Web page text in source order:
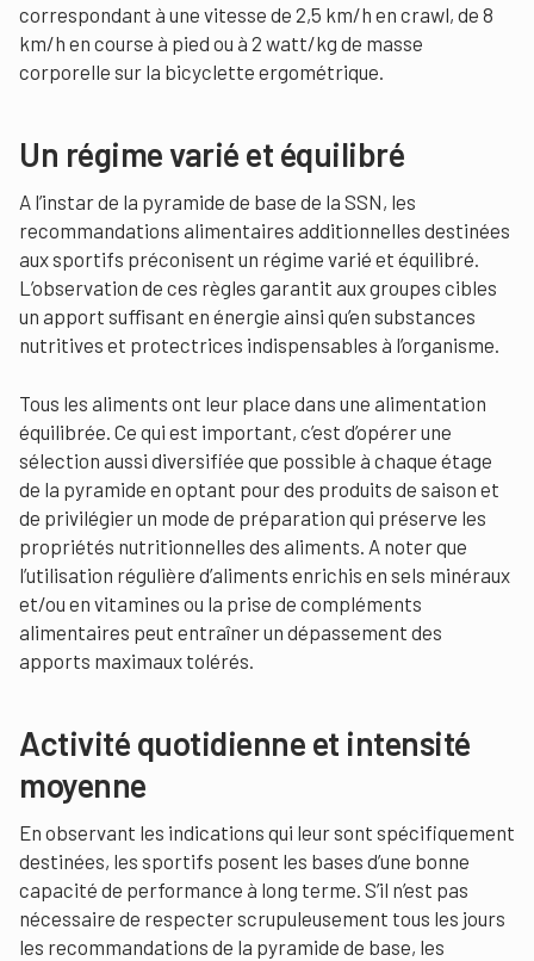
correspondant à une vitesse de 2,5 km/h en crawl, de 8
km/h en course à pied ou à 2 watt/kg de masse
corporelle sur la bicyclette ergométrique.
Un régime varié et équilibré
A l’instar de la pyramide de base de la SSN, les
recommandations alimentaires additionnelles destinées
aux sportifs préconisent un régime varié et équilibré.
L’observation de ces règles garantit aux groupes cibles
un apport suffisant en énergie ainsi qu’en substances
nutritives et protectrices indispensables à l’organisme.
Tous les aliments ont leur place dans une alimentation
équilibrée. Ce qui est important, c’est d’opérer une
sélection aussi diversifiée que possible à chaque étage
de la pyramide en optant pour des produits de saison et
de privilégier un mode de préparation qui préserve les
propriétés nutritionnelles des aliments. A noter que
l’utilisation régulière d’aliments enrichis en sels minéraux
et/ou en vitamines ou la prise de compléments
alimentaires peut entraîner un dépassement des
apports maximaux tolérés.
Activité quotidienne et intensité
moyenne
En observant les indications qui leur sont spécifiquement
destinées, les sportifs posent les bases d’une bonne
capacité de performance à long terme. S’il n’est pas
nécessaire de respecter scrupuleusement tous les jours
les recommandations de la pyramide de base, les